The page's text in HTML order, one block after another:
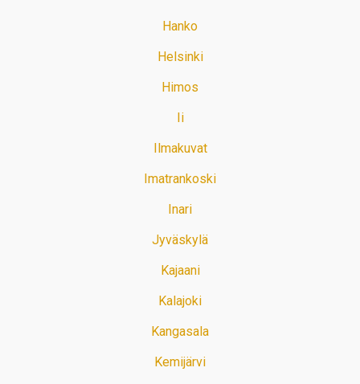
Hanko
Helsinki
Himos
Ii
Ilmakuvat
Imatrankoski
Inari
Jyväskylä
Kajaani
Kalajoki
Kangasala
Kemijärvi